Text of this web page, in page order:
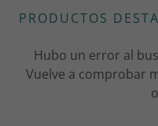
PRODUCTOS
Hubo un error al
Vuelve a comprobar